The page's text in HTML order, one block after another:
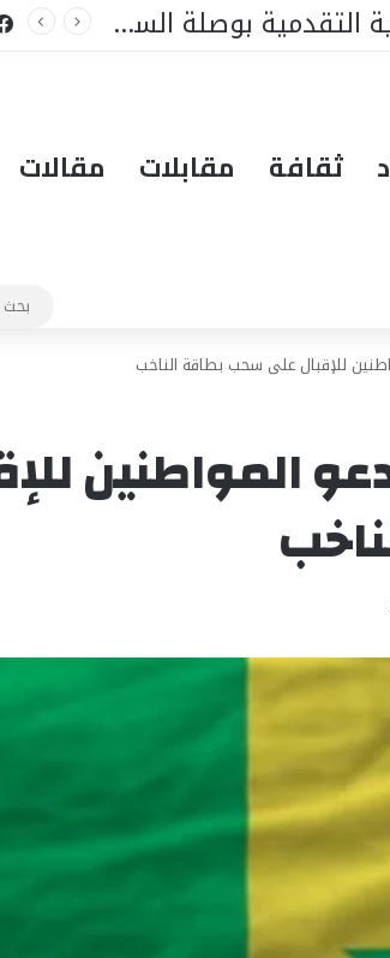
التي ستغير كل شيء
ثقافة مقابلات مقالات
للإقبال على سحب بطاقة الناخب
المواطنين